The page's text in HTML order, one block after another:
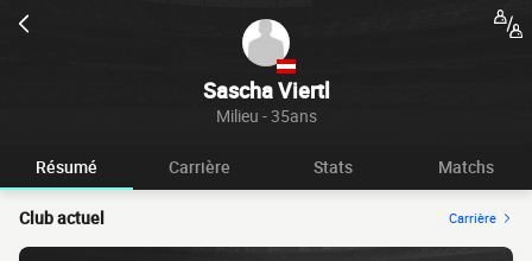
Sascha Viertl
Milieu - 35ans
Résumé Carrière Stats Matchs
Club actuel Carrière